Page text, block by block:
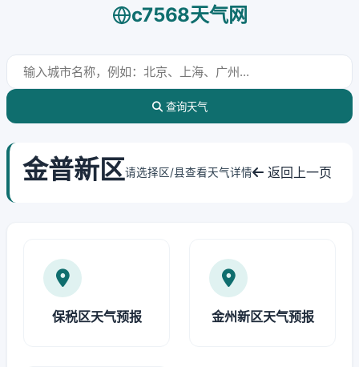
c7568天气网
查询天气
金普新区请选择区/县查看天气详情 返回上一页
保税区天气预报 金州新区天气预报